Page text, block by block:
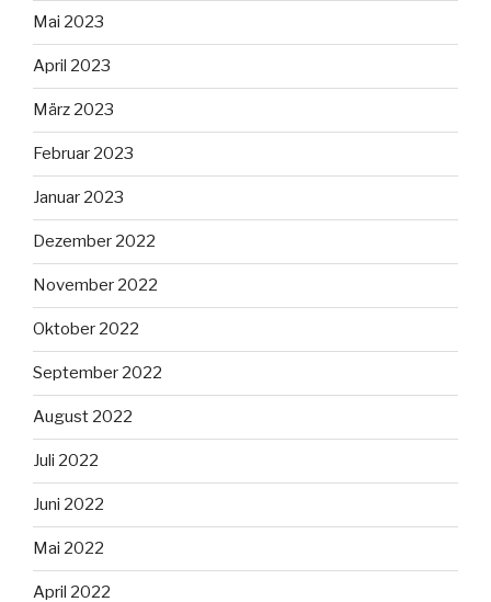
Mai 2023
April 2023
März 2023
Februar 2023
Januar 2023
Dezember 2022
November 2022
Oktober 2022
September 2022
August 2022
Juli 2022
Juni 2022
Mai 2022
April 2022